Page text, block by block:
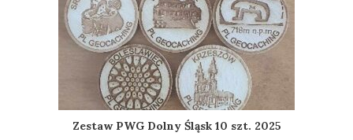
Zestaw PWG Dolny Śląsk 10 szt. 2025